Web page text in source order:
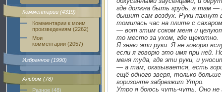
Комментарии (4319)
Комментарии к моим
произведениям (2262)
Мои
комментарии (2057)
Избранное (1990)
Альбом (78)
Разное (48)
где должна быть грудь, а там —
дышит сам воздух. Руки пахнут
томилась час на плите с
— вот этим соком меня и
то место за ухом, где щекотно.
Я знаю эти руки. Я не говорю
если я говорю это имя при ней.
меня туда, где эти руки, и
— а там, оказывается, есть
ещё одного зверя, только
горизонте забрезжит Утро.
Утро я боюсь чуть-чуть. Оно не